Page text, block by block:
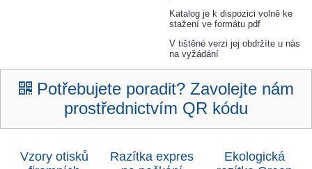
Katalog je k dispozici volně ke
stažení ve formátu pdf
V tištěné verzi jej obdržíte u nás
na vyžádání
Potřebujete poradit? Zavolejte nám
prostřednictvím QR kódu
Vzory otisků
Razítka expres
Ekologická